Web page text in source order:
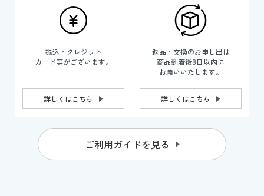
振込・クレジット
カード等がございます。
詳しくはこちら
返品・交換のお申し出は
商品到着後8日以内に
お願いいたします。
詳しくはこちら
ご利用ガイドを見る